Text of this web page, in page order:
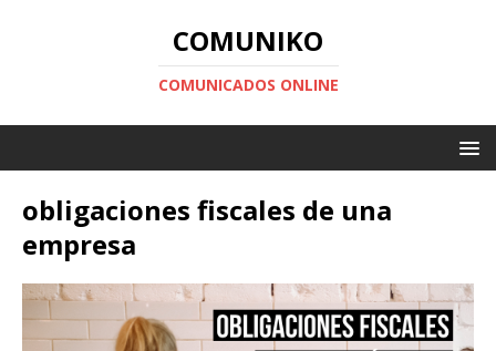
COMUNIKO
COMUNICADOS ONLINE
obligaciones fiscales de una
empresa